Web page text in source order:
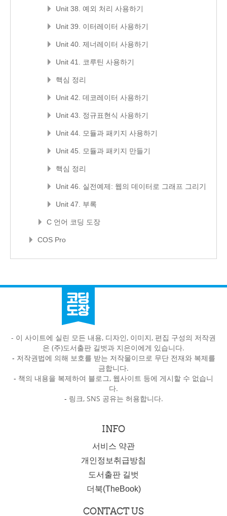
Unit 38. 예외 처리 사용하기
Unit 39. 이터레이터 사용하기
Unit 40. 제너레이터 사용하기
Unit 41. 코루틴 사용하기
핵심 정리
Unit 42. 데코레이터 사용하기
Unit 43. 정규표현식 사용하기
Unit 44. 모듈과 패키지 사용하기
Unit 45. 모듈과 패키지 만들기
핵심 정리
Unit 46. 실전예제: 웹의 데이터로 그래프 그리기
Unit 47. 부록
C 언어 코딩 도장
COS Pro
- 이 사이트에 실린 모든 내용, 디자인, 이미지, 편집 구성의 저작권
은 (주)도서출판 길벗과 지은이에게 있습니다.
- 저작권법에 의해 보호를 받는 저작물이므로 무단 전재와 복제를
금합니다.
- 책의 내용을 복제하여 블로그, 웹사이트 등에 게시할 수 없습니
다.
- 링크, SNS 공유는 허용합니다.
INFO
서비스 약관
개인정보취급방침
도서출판 길벗
더북(TheBook)
CONTACT US